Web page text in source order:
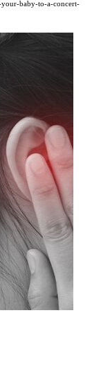
your-baby-to-a-concert-